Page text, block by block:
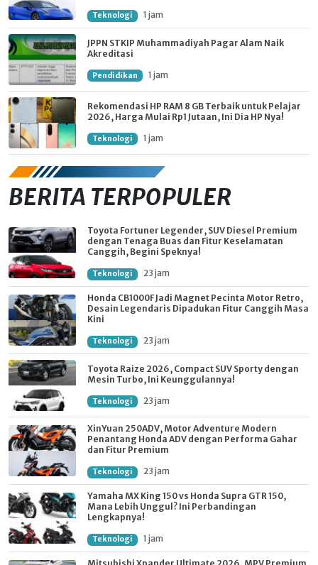
Teknologi 1 jam
JPPN STKIP Muhammadiyah Pagar Alam Naik
Akreditasi
Pendidikan 1 jam
Rekomendasi HP RAM 8 GB Terbaik untuk Pelajar
2026, Harga Mulai Rp1 Jutaan, Ini Dia HP Nya!
Teknologi 1 jam
BERITA TERPOPULER
Toyota Fortuner Legender, SUV Diesel Premium
dengan Tenaga Buas dan Fitur Keselamatan
Canggih, Begini Speknya!
Teknologi 23 jam
Honda CB1000F Jadi Magnet Pecinta Motor Retro,
Desain Legendaris Dipadukan Fitur Canggih Masa
Kini
Teknologi 23 jam
Toyota Raize 2026, Compact SUV Sporty dengan
Mesin Turbo, Ini Keunggulannya!
Teknologi 23 jam
XinYuan 250ADV, Motor Adventure Modern
Penantang Honda ADV dengan Performa Gahar
dan Fitur Premium
Teknologi 23 jam
Yamaha MX King 150 vs Honda Supra GTR 150,
Mana Lebih Unggul? Ini Perbandingan
Lengkapnya!
Teknologi 1 jam